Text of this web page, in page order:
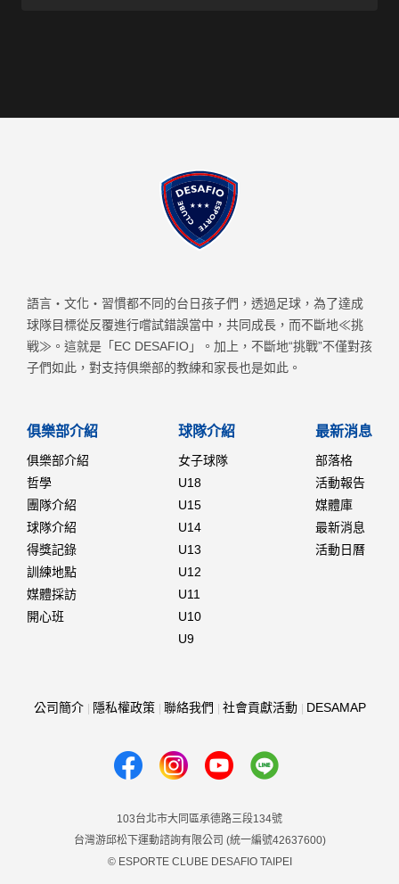
語言・文化・習慣都不同的台日孩子們，透過足球，為了達成
球隊目標從反覆進行嚐試錯誤當中，共同成長，而不斷地≪挑
戦≫。這就是「EC DESAFIO」。加上，不斷地“挑戰”不僅對孩
子們如此，對支持俱樂部的教練和家長也是如此。
俱樂部介紹
俱樂部介紹
哲學
團隊介紹
球隊介紹
得獎記錄
訓練地點
媒體採訪
開心班
球隊介紹
女子球隊
U18
U15
U14
U13
U12
U11
U10
U9
最新消息
部落格
活動報告
媒體庫
最新消息
活動日曆
公司簡介 隱私權政策 聯絡我們 社會貢獻活動 DESAMAP
103台北市大同區承德路三段134號
台灣游邱松下運動諮詢有限公司 (統一編號42637600)
© ESPORTE CLUBE DESAFIO TAIPEI